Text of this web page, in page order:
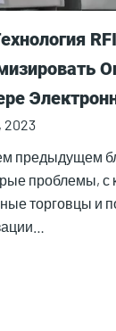
2023
предыдущем
проблемы, с
торговцы и